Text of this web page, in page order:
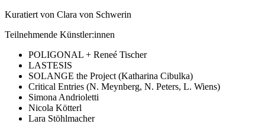
Kuratiert von Clara von Schwerin
Teilnehmende Künstler:innen
POLIGONAL + Reneé Tischer
LASTESIS
SOLANGE the Project (Katharina Cibulka)
Critical Entries (N. Meynberg, N. Peters, L. Wiens)
Simona Andrioletti
Nicola Kötterl
Lara Stöhlmacher